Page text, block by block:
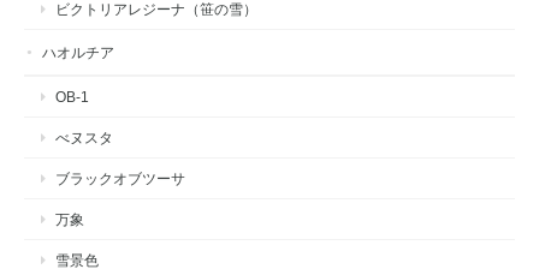
ビクトリアレジーナ（笹の雪）
ハオルチア
OB-1
べヌスタ
ブラックオブツーサ
万象
雪景色